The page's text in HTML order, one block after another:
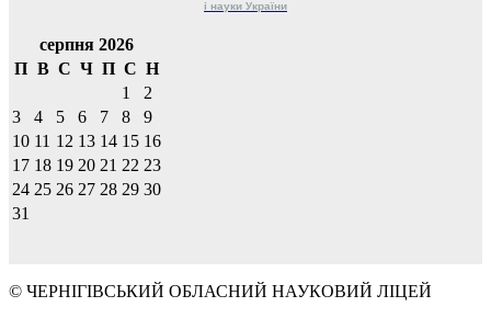
і науки України
серпня 2026
П В С Ч П С Н
1
2
3
4 5 6 7 8
9
10 11 12 13 14 15 16
17 18 19 20 21 22 23
24 25 26 27 28 29 30
31
© ЧЕРНІГІВСЬКИЙ ОБЛАСНИЙ НАУКОВИЙ ЛІЦЕЙ